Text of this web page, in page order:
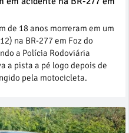
de 18 anos morreram em um
na BR-277 em Foz do
a Polícia Rodoviária
a pista a pé logo depois de
pela motocicleta.